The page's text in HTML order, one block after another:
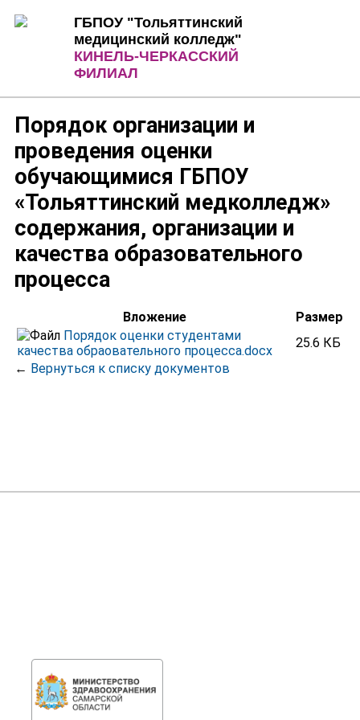
ГБПОУ "Тольяттинский
медицинский колледж"
КИНЕЛЬ-ЧЕРКАССКИЙ
ФИЛИАЛ
Порядок организации и
проведения оценки
обучающимися ГБПОУ
«Тольяттинский медколледж»
содержания, организации и
качества образовательного
процесса
Вложение
Размер
Порядок оценки студентами
качества обраовательного процесса.docx
25.6 КБ
← Вернуться к списку документов